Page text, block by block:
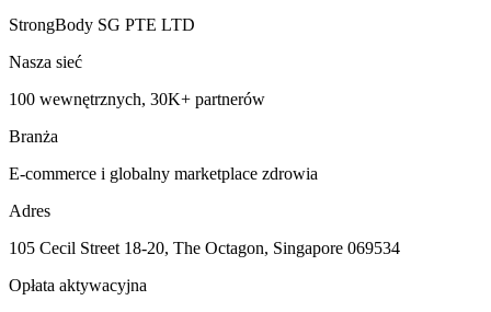
StrongBody SG PTE LTD
Nasza sieć
100 wewnętrznych, 30K+ partnerów
Branża
E-commerce i globalny marketplace zdrowia
Adres
105 Cecil Street 18-20, The Octagon, Singapore 069534
Opłata aktywacyjna